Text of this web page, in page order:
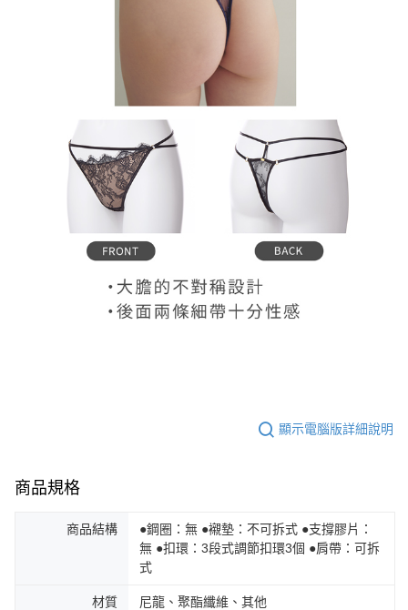
顯示電腦版詳細說明
商品規格
商品結構
●鋼圈：無 ●襯墊：不可拆式 ●支撐膠片：
無 ●扣環：3段式調節扣環3個 ●肩帶：可拆
式
材質 尼龍、聚酯纖維、其他